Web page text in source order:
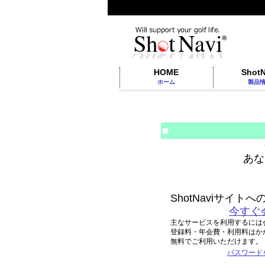
HOME
ホーム 製品
■
あ
ShotNaviサイトへ
今すぐ
主なサービスを利用するには
登録料・年会費・利用料はか
無料でご利用いただけます。
パスワード